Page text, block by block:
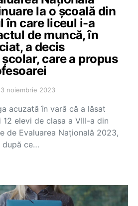
la o școală din
în care liceul i-a
de muncă, în
a decis
care a propus
noiembrie 2023
acuzată în vară că a lăsat
elevi de clasa a VIII-a din
de Evaluarea Națională 2023,
după ce…